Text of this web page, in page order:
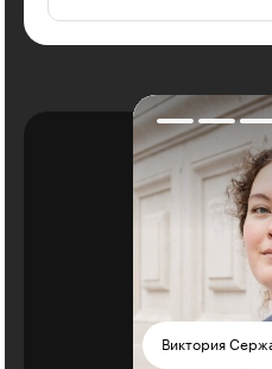
Светлана
Любовь
Михаил
Валентина
Виктория